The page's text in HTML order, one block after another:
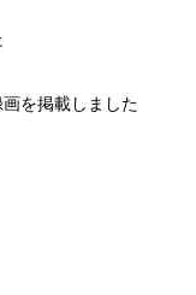
を掲載しました